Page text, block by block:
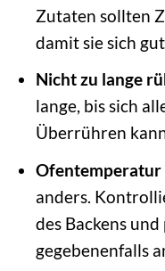
Zutaten sollten
damit sie sich
Nicht zu lange
lange, bis sich
Überrühren
Ofentemperatur
anders.
des Backens
gegebenenfalls